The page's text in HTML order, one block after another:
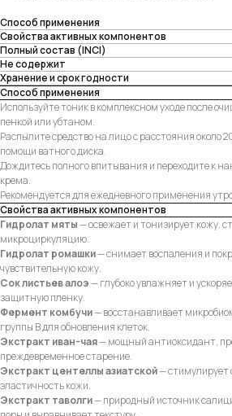
Способ применения
Свойства активных компонентов
Полный состав (INCI)
Не содержит
Хранение и срок годности
Способ применения
Используйте тоник в комплексном уходе после
пенкой или убтаном.
Распылите средство на лицо с расстояния около
помощи ватного диска.
Дождитесь полного впитывания и переходите к
крема.
Рекомендуется для ежедневного применения
Свойства активных компонентов
Гидролат мяты— освежает и тонизирует кожу,
микроциркуляцию.
Гидролат ромашки— снимает воспаления и
чувствительную кожу.
Сок листьев алоэ— глубоко увлажняет и
защитную пленку.
Фермент комбучи— восстанавливает
группы B для обновления клеток.
Экстракт иван-чая— мощный антиоксидант,
преждевременное старение.
Экстракт центеллы азиатской— стимулирует
эластичность кожи.
Экстракт таволги— природный источник